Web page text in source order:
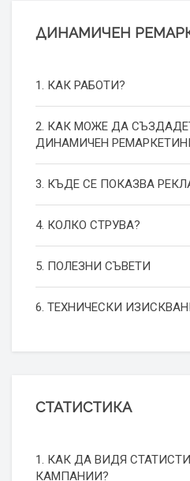
ДИНАМИЧЕН
1. КАК РАБОТИ?
2. КАК МОЖЕ ДА
ДИНАМИЧЕН
3. КЪДЕ СЕ ПОКАЗВА
4. КОЛКО СТРУВА?
5. ПОЛЕЗНИ СЪВЕТИ
6. ТЕХНИЧЕСКИ
СТАТИСТИКА
1. КАК ДА ВИДЯ
КАМПАНИИ?